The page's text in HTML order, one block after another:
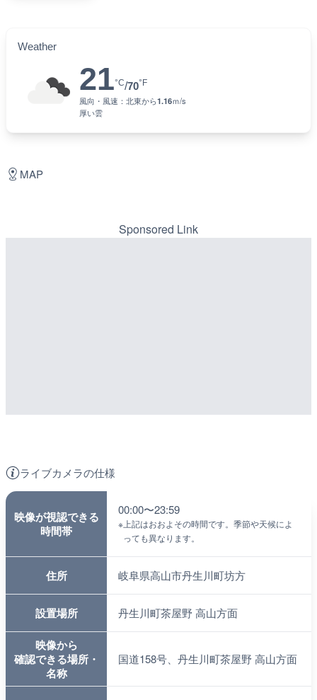
Weather
21°C/70°F
風向・風速： 北東から1.16ｍ/s
厚い雲
ライブカメラの仕様
映像が視認できる
時間帯
00:00〜23:59
※ 上記はおおよその時間です。季節や天候によ
っても異なります。
住所 岐阜県高山市丹生川町坊方
設置場所 丹生川町茶屋野 高山方面
映像から
確認できる場所・
名称
国道158号、丹生川町茶屋野 高山方面
MAP
Sponsored Link